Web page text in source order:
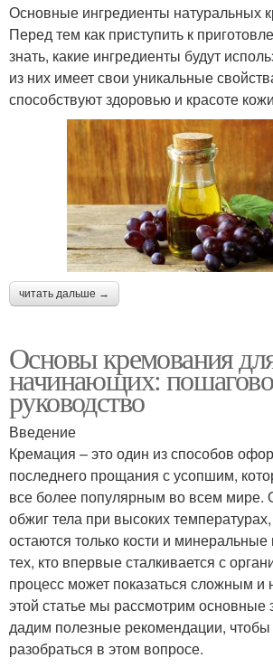
Основные ингредиенты натуральных
Перед тем как приступить к
знать, какие ингредиенты будут
из них имеет свои уникальные
способствуют здоровью и красоте
читать дальше →
Основы кремования
начинающих:
руководство
Введение
Кремация – это один из способов
последнего прощания с усопшим,
все более популярным во всем мире.
обжиг тела при высоких температурах,
остаются только кости и
тех, кто впервые сталкивается с
процесс может показаться сложным
этой статье мы рассмотрим основные
дадим полезные рекомендации,
разобраться в этом вопросе.